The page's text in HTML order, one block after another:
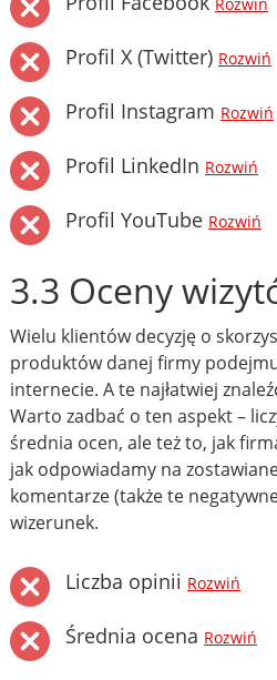
Rozwiń
Profil X (Twitter) Rozwiń
Profil Instagram Rozwiń
Profil LinkedIn Rozwiń
Profil YouTube Rozwiń
3.3 Oceny
Wielu klientów decyzję o
produktów danej firmy
internecie. A te najłatwiej
Warto zadbać o ten aspekt –
średnia ocen, ale też to, jak
jak odpowiadamy na
komentarze (także te
wizerunek.
Liczba opinii Rozwiń
Średnia ocena Rozwiń